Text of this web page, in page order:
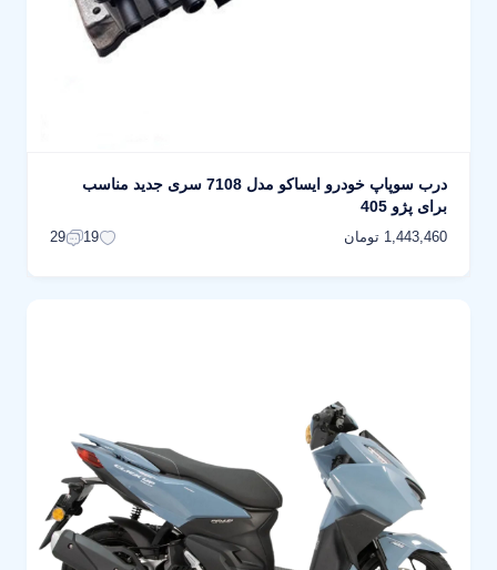
درب سوپاپ خودرو ایساکو مدل 7108 سری جدید مناسب
برای پژو 405
1,443,460 تومان 19
29